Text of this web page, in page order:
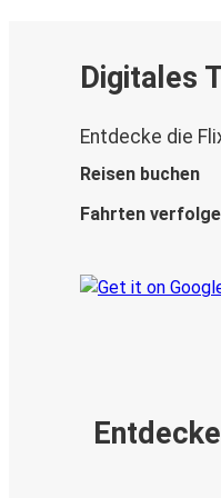
Digitales
Entdecke die
Reisen buchen
Fahrten